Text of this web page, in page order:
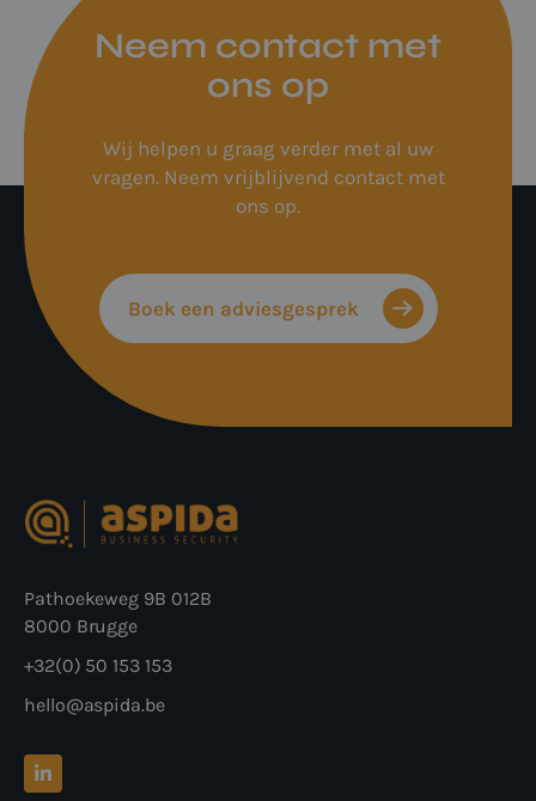
Neem contact met
ons op
Wij helpen u graag verder met al uw
vragen. Neem vrijblijvend contact met
ons op.
Boek een adviesgesprek
Pathoekeweg 9B 012B
8000 Brugge
+32(0) 50 153 153
hello@aspida.be